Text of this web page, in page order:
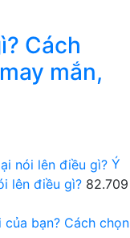
Cách
mắn,
Ý
lên điều gì? 82.709